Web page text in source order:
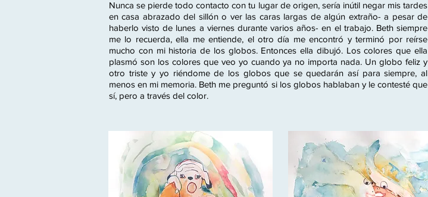
Nunca se pierde todo contacto con tu lugar de origen, sería inútil negar mis tardes
en casa abrazado del sillón o ver las caras largas de algún extraño- a pesar de
haberlo visto de lunes a viernes durante varios años- en el trabajo. Beth siempre
me lo recuerda, ella me entiende, el otro día me encontró y terminó por reírse
mucho con mi historia de los globos. Entonces ella dibujó. Los colores que ella
plasmó son los colores que veo yo cuando ya no importa nada. Un globo feliz y
otro triste y yo riéndome de los globos que se quedarán así para siempre, al
menos en mi memoria. Beth me preguntó si los globos hablaban y le contesté que
sí, pero a través del color.